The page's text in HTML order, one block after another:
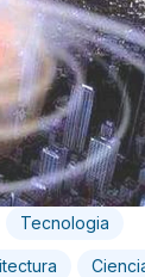
Tecnologia